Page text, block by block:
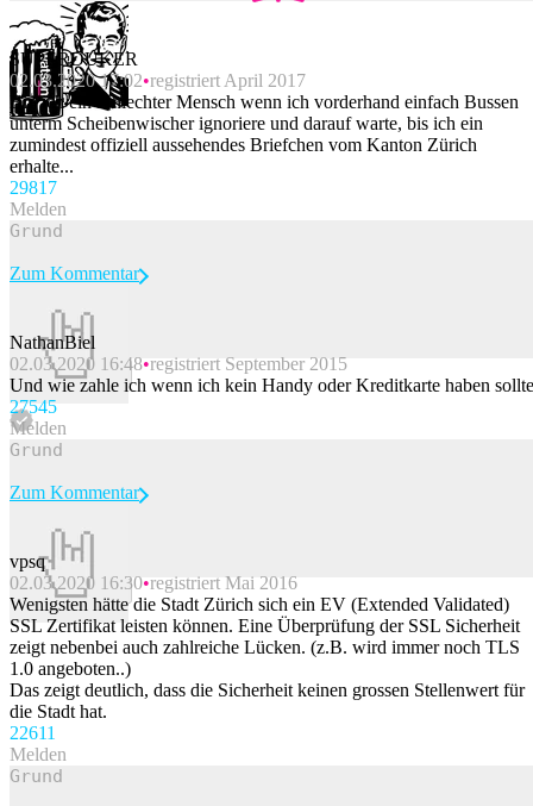
SUPERDUKER
02.03.2020 17:02 registriert April 2017
Bin ich ein schlechter Mensch wenn ich vorderhand einfach Bussen
unterm Scheibenwischer ignoriere und darauf warte, bis ich ein
zumindest offiziell aussehendes Briefchen vom Kanton Zürich
erhalte...
29817
Melden
Beitrag melden
Zum Kommentar
NathanBiel
02.03.2020 16:48 registriert September 2015
Und wie zahle ich wenn ich kein Handy oder Kreditkarte haben
27545
Melden
Beitrag melden
Zum Kommentar
vpsq
02.03.2020 16:30 registriert Mai 2016
Wenigsten hätte die Stadt Zürich sich ein EV (Extended Validated)
SSL Zertifikat leisten können. Eine Überprüfung der SSL Sicherheit
zeigt nebenbei auch zahlreiche Lücken. (z.B. wird immer noch TLS
1.0 angeboten..)
Das zeigt deutlich, dass die Sicherheit keinen grossen Stellenwert für
die Stadt hat.
22611
Melden